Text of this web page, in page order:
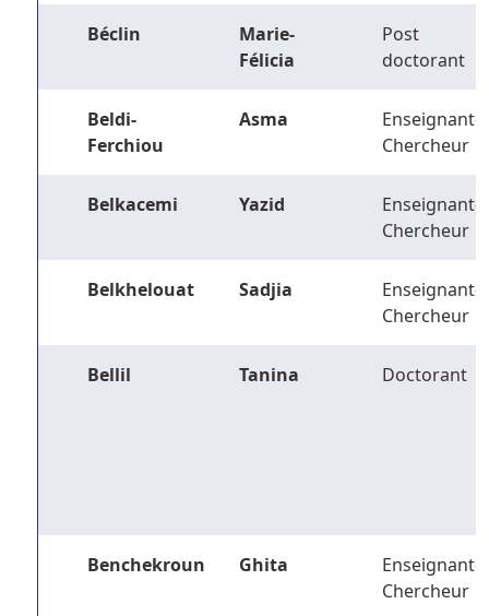
Béclin
Marie-
Félicia
Post
doctorant
Beldi-
Ferchiou
Asma
Enseignant-
Chercheur
Belkacemi Yazid
Enseignant-
Chercheur
Belkhelouat Sadjia
Enseignant-
Chercheur
Bellil Tanina Doctorant
Benchekroun Ghita
Enseignant-
Chercheur